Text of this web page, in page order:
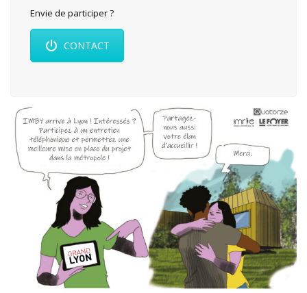
Envie de participer ?
CONTACT